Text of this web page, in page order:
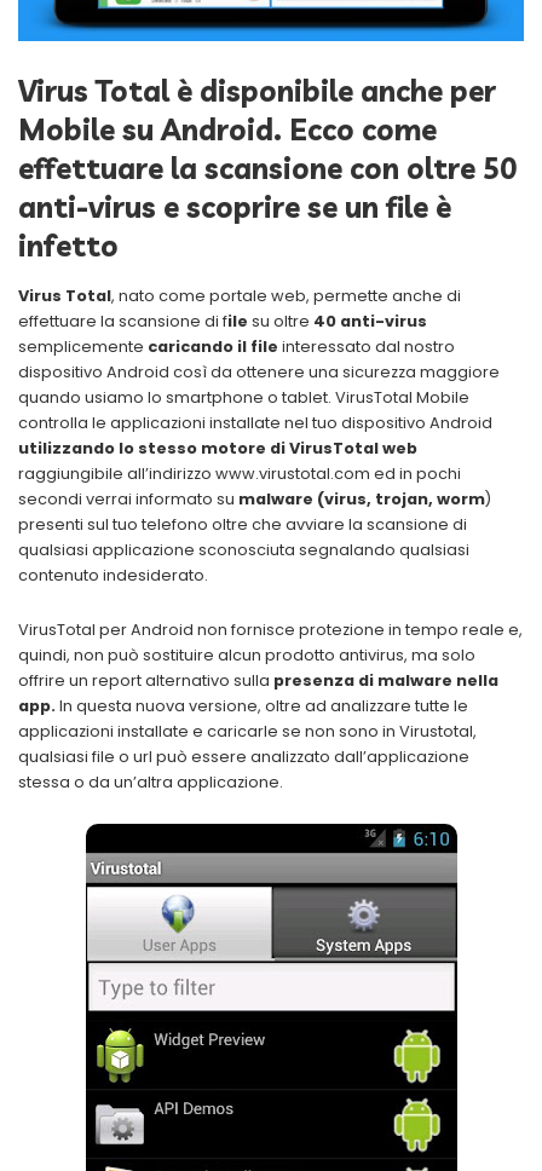
Virus Total è disponibile anche per
Mobile su Android. Ecco come
effettuare la scansione con oltre 50
anti-virus e scoprire se un file è
infetto
Virus Total, nato come portale web, permette anche di
effettuare la scansione di file su oltre 40 anti-virus
semplicemente caricando il file interessato dal nostro
dispositivo Android così da ottenere una sicurezza maggiore
quando usiamo lo smartphone o tablet. VirusTotal Mobile
controlla le applicazioni installate nel tuo dispositivo Android
utilizzando lo stesso motore di VirusTotal web
raggiungibile all’indirizzo www.virustotal.com ed in pochi
secondi verrai informato su malware (virus, trojan, worm)
presenti sul tuo telefono oltre che avviare la scansione di
qualsiasi applicazione sconosciuta segnalando qualsiasi
contenuto indesiderato.
VirusTotal per Android non fornisce protezione in tempo reale e,
quindi, non può sostituire alcun prodotto antivirus, ma solo
offrire un report alternativo sulla presenza di malware nella
app. In questa nuova versione, oltre ad analizzare tutte le
applicazioni installate e caricarle se non sono in Virustotal,
qualsiasi file o url può essere analizzato dall’applicazione
stessa o da un’altra applicazione.